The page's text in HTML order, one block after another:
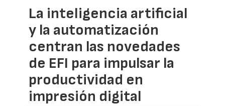
La inteligencia artificial
y la automatización
centran las novedades
de EFI para impulsar la
productividad en
impresión digital